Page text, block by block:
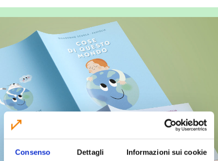
Consenso Dettagli Informazioni sui cookie